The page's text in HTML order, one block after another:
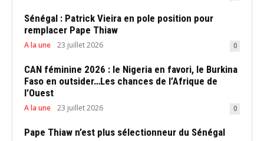
Sénégal : Patrick Vieira en pole position pour
remplacer Pape Thiaw
A la une 23 juillet 2026 0
CAN féminine 2026 : le Nigeria en favori, le Burkina
Faso en outsider…Les chances de l’Afrique de
l’Ouest
A la une 23 juillet 2026 0
Pape Thiaw n’est plus sélectionneur du Sénégal